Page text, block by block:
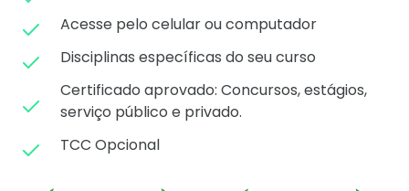
Acesse pelo celular ou computador
Disciplinas específicas do seu curso
Certificado aprovado: Concursos, estágios,
serviço público e privado.
TCC Opcional